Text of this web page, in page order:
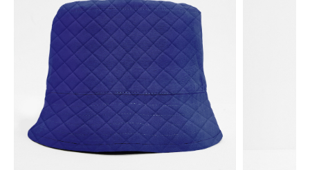
© 2022 - 2026 MiaGia – бренд одежды для детей
Данные и конфиденциальность| Договор оферты Карта сайта
+7 905 040 6256
Отдел по работе с клиентами
info@miagia.ru